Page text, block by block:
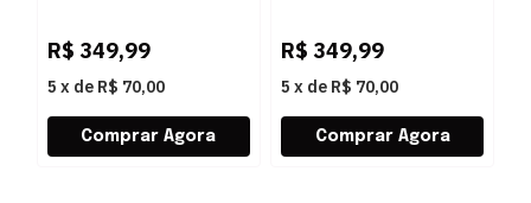
102PRETOCORALBRANCO
R$ 349,99
5 x de R$ 70,00
R$ 349,99
5 x de R$ 70,00